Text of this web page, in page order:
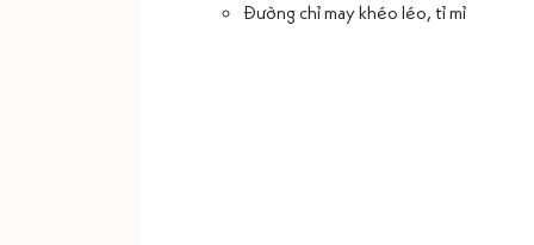
Đường chỉ may khéo léo, tỉ mỉ